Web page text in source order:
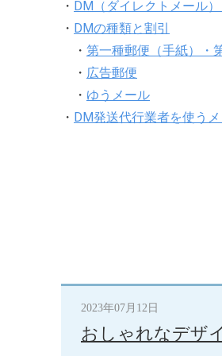
・ DM（ダイレクトメール）
・ DMの種類と割引
・ 第一種郵便（手紙）・
・ 広告郵便
・ ゆうメール
・ DM発送代行業者を使うメ
2023年07月12日
おしゃれなデザ